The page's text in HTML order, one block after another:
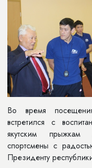
Во время
встретился с
якутским
спортсмены с
Президенту